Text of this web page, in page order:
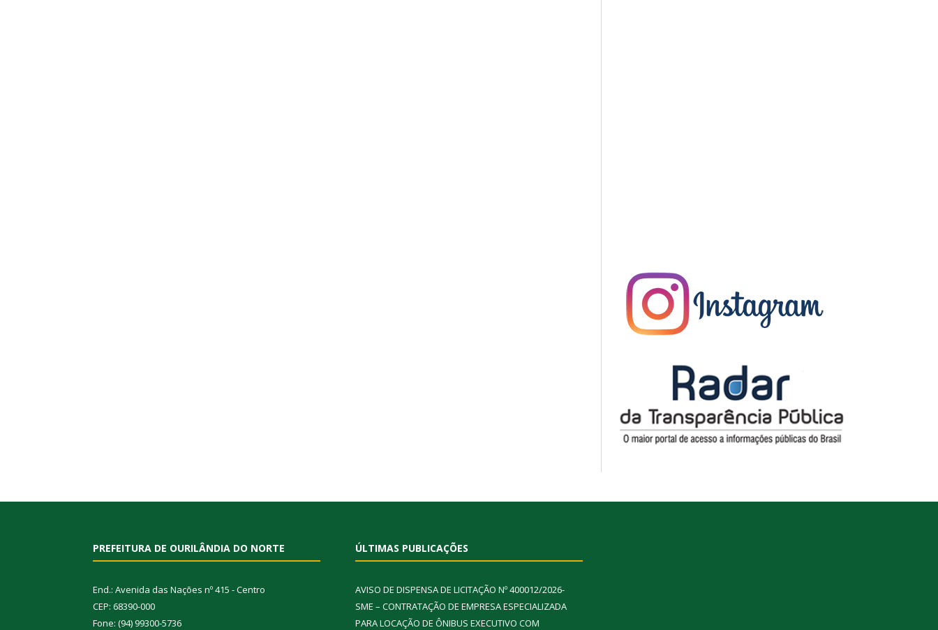
PREFEITURA DE OURILÂNDIA DO NORTE
End.: Avenida das Nações nº 415 - Centro
CEP: 68390-000
Fone: (94) 99300-5736
ÚLTIMAS PUBLICAÇÕES
AVISO DE DISPENSA DE LICITAÇÃO Nº 400012/2026-
SME – CONTRATAÇÃO DE EMPRESA ESPECIALIZADA
PARA LOCAÇÃO DE ÔNIBUS EXECUTIVO COM